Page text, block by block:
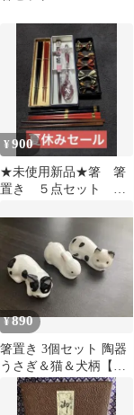
¥900
★未使用新品★箸 箸
置き ５点セット 訳
¥890
箸置き 3個セット 陶器
うさぎ＆猫＆犬柄【新
品未使用】